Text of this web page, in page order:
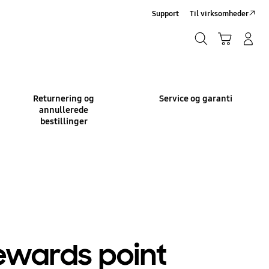
Support Til virksomheder
Returnering og
annullerede
bestillinger
Service og garanti
point